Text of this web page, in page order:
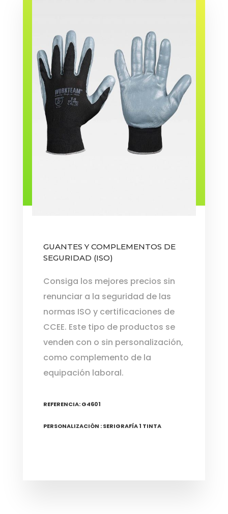
GUANTES Y COMPLEMENTOS DE
SEGURIDAD (ISO)
Consiga los mejores precios sin
renunciar a la seguridad de las
normas ISO y certificaciones de
CCEE. Este tipo de productos se
venden con o sin personalización,
como complemento de la
equipación laboral.
REFERENCIA: G4601
PERSONALIZACIÓN : SERIGRAFÍA 1 TINTA